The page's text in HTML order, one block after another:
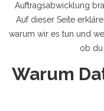
Auftragsabwicklung
Auf dieser Seite
warum wir es tun und
ob du
Warum